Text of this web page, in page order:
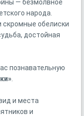
— безмолвное
народа.
обелиски
достойная
познавательную
и места
и